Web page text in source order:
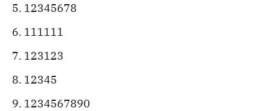
12345678
111111
123123
12345
1234567890